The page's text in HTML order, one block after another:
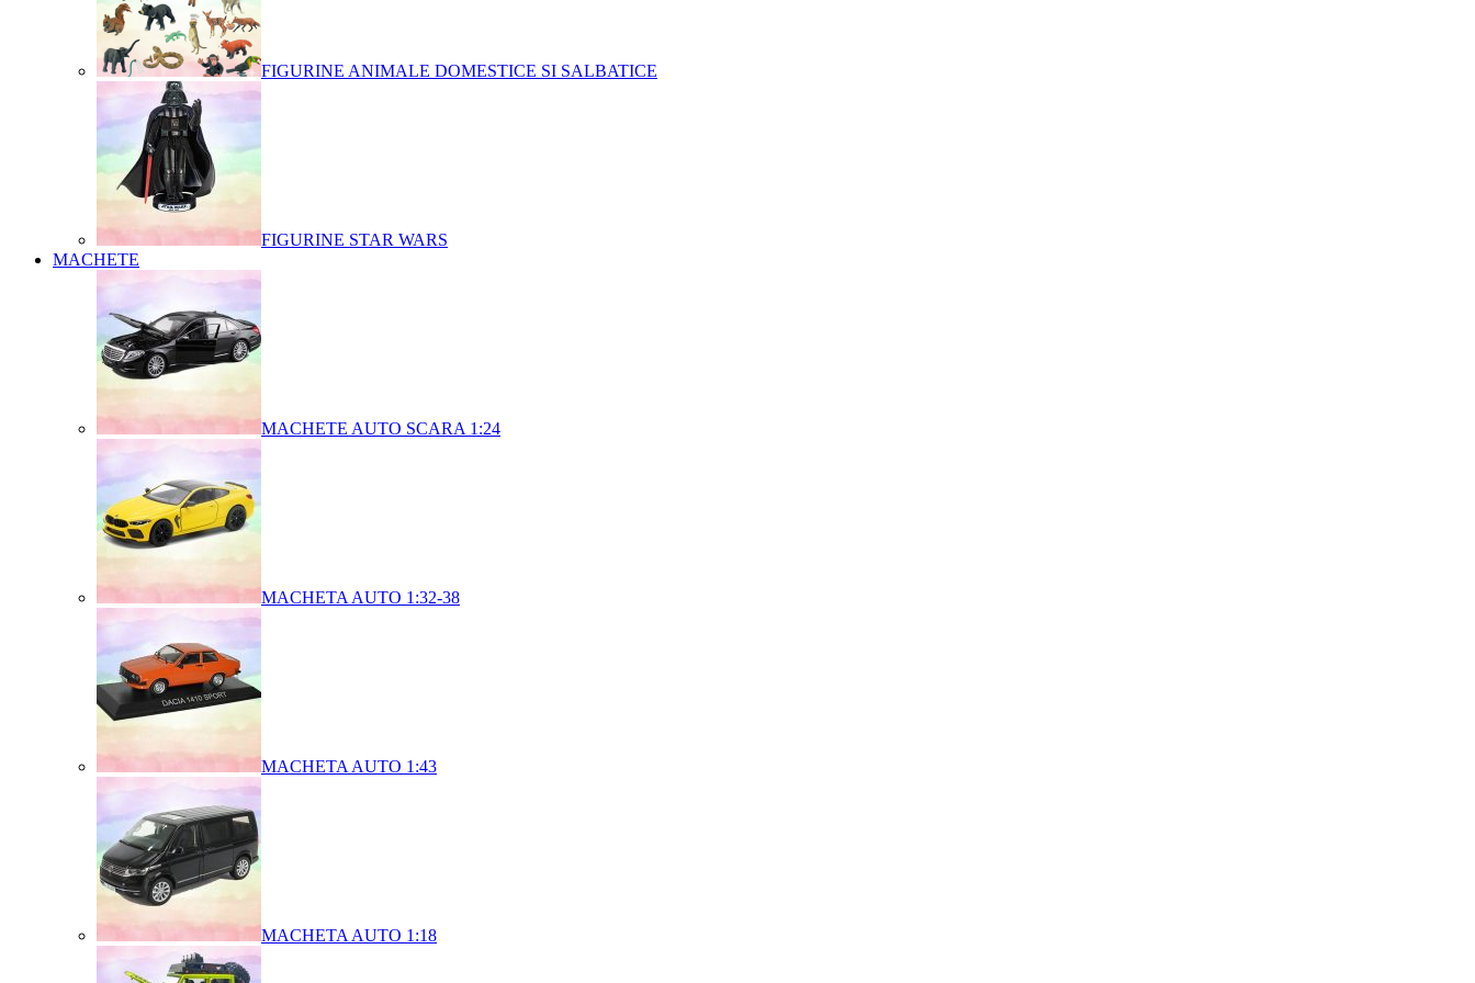
FIGURINE ANIMALE DOMESTICE SI SALBATICE
FIGURINE STAR WARS
MACHETE
MACHETE AUTO SCARA 1:24
MACHETA AUTO 1:32-38
MACHETA AUTO 1:43
MACHETA AUTO 1:18